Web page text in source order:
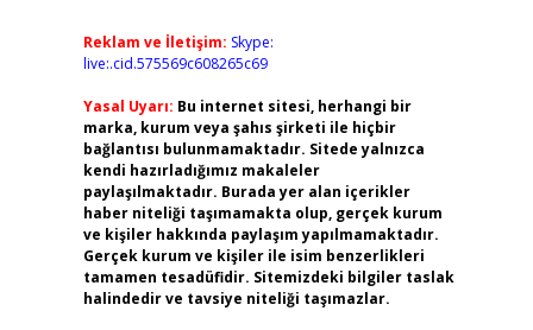
Reklam ve İletişim: Skype:
live:.cid.575569c608265c69
Yasal Uyarı: Bu internet sitesi, herhangi bir
marka, kurum veya şahıs şirketi ile hiçbir
bağlantısı bulunmamaktadır. Sitede yalnızca
kendi hazırladığımız makaleler
paylaşılmaktadır. Burada yer alan içerikler
haber niteliği taşımamakta olup, gerçek kurum
ve kişiler hakkında paylaşım yapılmamaktadır.
Gerçek kurum ve kişiler ile isim benzerlikleri
tamamen tesadüfidir. Sitemizdeki bilgiler taslak
halindedir ve tavsiye niteliği taşımazlar.